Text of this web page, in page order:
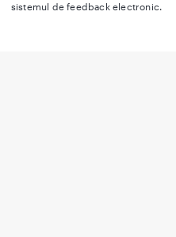
sistemul de feedback electronic.